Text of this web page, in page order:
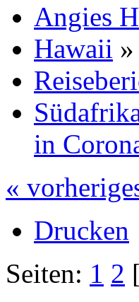
Angies
Hawaii »
in
«
Drucken
Seiten: 1 2